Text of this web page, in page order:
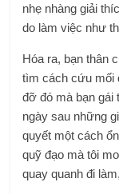
nhẹ nhàng giải
do làm việc như
Hóa ra, bạn thân
tìm cách cứu mối
đỡ đó mà bạn gái
ngày sau những
quyết một cách
quỹ đạo mà tôi
quay quanh đi